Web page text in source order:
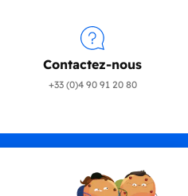
Contactez-nous
+33 (0)4 90 91 20 80